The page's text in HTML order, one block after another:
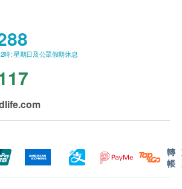
腹感，阻隔過多油脂吸收。
，改善體寒，提升燃脂效果。
Journal of Nutritional Science 2015 (B-3:50
時完成一次馬拉松全程為指標 (8.3 METs)
均衡飲食
單後1-3個工作天內安排發貨。
間會因節日、交通或天氣而有所影
訊號懸掛或黑色暴雨警告生效時，
會延遲。
乎相關貨品的供應情況再作最後確
未能提供任何訂單上的貨品，生活
受該訂單，或會於送貨前透過電話或
作安排出貨事宜。
時; 星期日及公眾假期休息
轉
帳